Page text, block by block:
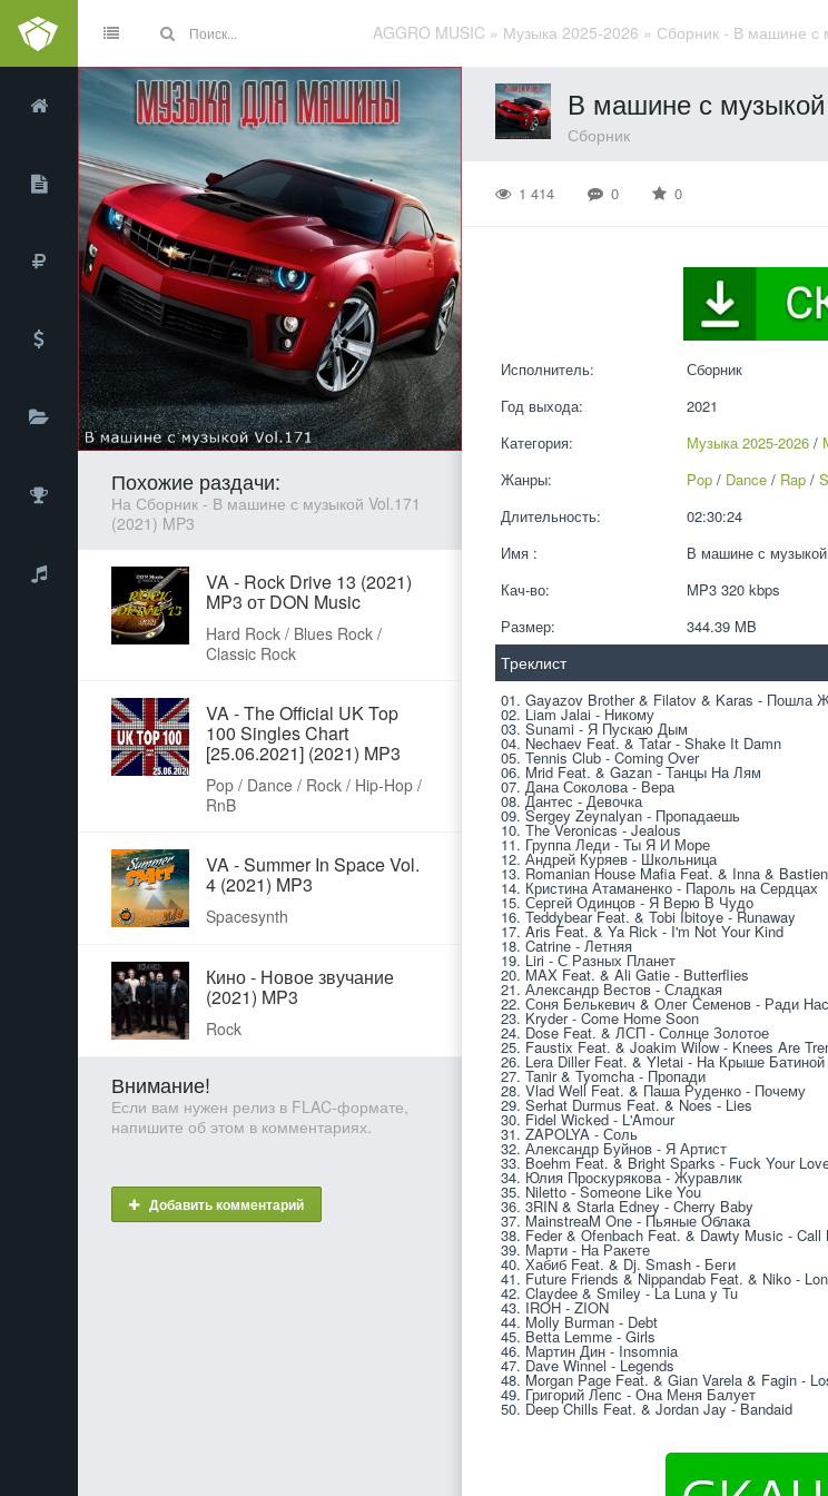
AGGRO MUSIC » Музыка 2025-2026 » Сборник - В машине с
В машине с музыкой
Сборник
1 414 0 0
Исполнитель:
Сборник
Год выхода:
2021
Категория:
Музыка 2025-2026 /
Жанры:
Pop / Dance / Rap /
Длительность:
02:30:24
Имя :
В машине с музыкой
Кач-во:
MP3 320 kbps
Размер:
344.39 MB
Треклист
01. Gayazov Brother & Filatov & Karas - Пошла
02. Liam Jalai - Никому
03. Sunami - Я Пускаю Дым
04. Nechaev Feat. & Tatar - Shake It Damn
05. Tennis Club - Coming Over
06. Mrid Feat. & Gazan - Танцы На Лям
07. Дана Соколова - Вера
08. Дантес - Девочка
09. Sergey Zeynalyan - Пропадаешь
10. The Veronicas - Jealous
11. Группа Леди - Ты Я И Море
12. Андрей Куряев - Школьница
13. Romanian House Mafia Feat. & Inna &
14. Кристина Атаманенко - Пароль на Сердцах
15. Сергей Одинцов - Я Верю В Чудо
16. Teddybear Feat. & Tobi Ibitoye - Runaway
17. Aris Feat. & Ya Rick - I'm Not Your Kind
18. Catrine - Летняя
19. Liri - С Разных Планет
20. MAX Feat. & Ali Gatie - Butterflies
21. Александр Вестов - Сладкая
22. Соня Белькевич & Олег Семенов - Ради Нас
23. Kryder - Come Home Soon
24. Dose Feat. & ЛСП - Солнце Золотое
25. Faustix Feat. & Joakim Wilow - Knees Are
26. Lera Diller Feat. & Yletai - На Крыше
27. Tanir & Tyomcha - Пропади
28. Vlad Well Feat. & Паша Руденко - Почему
29. Serhat Durmus Feat. & Noes - Lies
30. Fidel Wicked - L'Amour
31. ZAPOLYA - Соль
32. Александр Буйнов - Я Артист
33. Boehm Feat. & Bright Sparks - Fuck Your
34. Юлия Проскурякова - Журавлик
35. Niletto - Someone Like You
36. 3RIN & Starla Edney - Cherry Baby
37. MainstreaM One - Пьяные Облака
38. Feder & Ofenbach Feat. & Dawty Music - Call
39. Марти - На Ракете
40. Хабиб Feat. & Dj. Smash - Беги
41. Future Friends & Nippandab Feat. & Niko -
42. Claydee & Smiley - La Luna y Tu
43. IROH - ZION
44. Molly Burman - Debt
45. Betta Lemme - Girls
46. Мартин Дин - Insomnia
47. Dave Winnel - Legends
48. Morgan Page Feat. & Gian Varela & Fagin -
49. Григорий Лепс - Она Меня Балует
50. Deep Chills Feat. & Jordan Jay - Bandaid
Похожие раздачи:
На Сборник - В машине с музыкой Vol.171
(2021) MP3
VA - Rock Drive 13 (2021)
MP3 от DON Music
Hard Rock / Blues Rock /
Classic Rock
VA - The Official UK Top
100 Singles Chart
[25.06.2021] (2021) MP3
Pop / Dance / Rock / Hip-Hop /
RnB
VA - Summer In Space Vol.
4 (2021) MP3
Spacesynth
Кино - Новое звучание
(2021) MP3
Rock
Внимание!
Если вам нужен релиз в FLAC-формате,
напишите об этом в комментариях.
Добавить комментарий